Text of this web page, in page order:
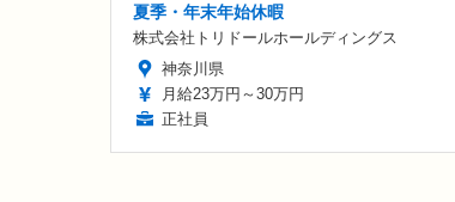
夏季・年末年始休暇
株式会社トリドールホールディングス
神奈川県
月給23万円～30万円
正社員